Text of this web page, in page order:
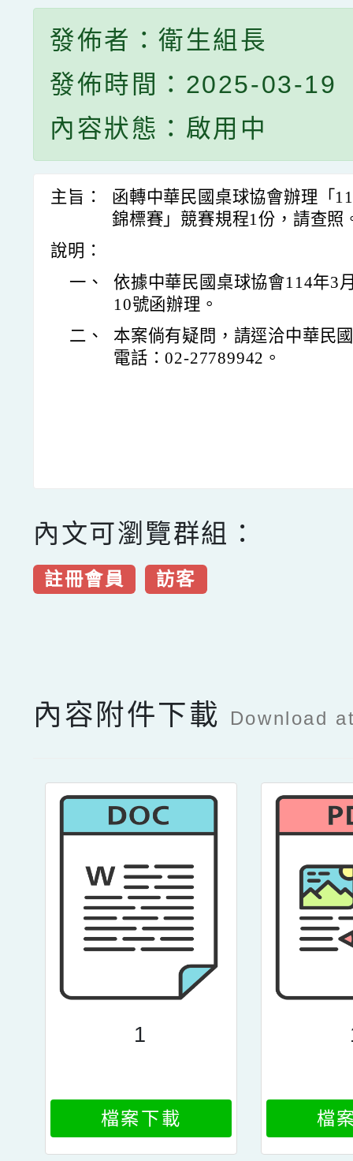
發佈者：衛生組長
發佈時間：2025-03-19
內容狀態：啟用中
主旨：
函轉中華民國桌球協會辦理「
錦標賽」競賽規程1份，請查照
說明：
一、
依據中華民國桌球協會114年3
10號函辦理。
二、
本案倘有疑問，請逕洽中華民
電話：02-27789942。
內文可瀏覽群組：
註冊會員 訪客
內容附件下載 Download
1
檔案下載 檔